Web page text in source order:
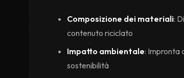
Composizione dei materiali:
contenuto riciclato
Impatto ambientale: Impronta
sostenibilità